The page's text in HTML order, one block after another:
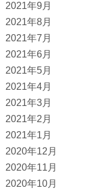
2021年9月
2021年8月
2021年7月
2021年6月
2021年5月
2021年4月
2021年3月
2021年2月
2021年1月
2020年12月
2020年11月
2020年10月